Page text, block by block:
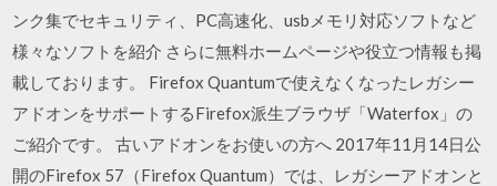
ンク集でセキュリティ、PC高速化、usbメモリ対応ソフトなど
様々なソフトを紹介 さらに無料ホームページや役立つ情報も掲
載しております。 Firefox Quantumで使えなくなったレガシー
アドオンをサポートするFirefox派生ブラウザ「Waterfox」の
ご紹介です。 古いアドオンをお使いの方へ 2017年11月14日公
開のFirefox 57（Firefox Quantum）では、レガシーアドオンと